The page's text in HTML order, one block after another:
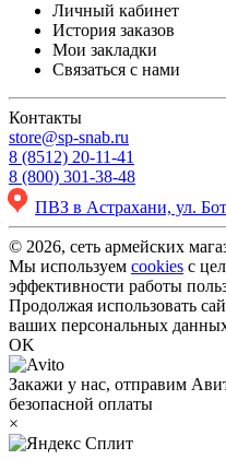
Личный кабинет
История заказов
Мои закладки
Связаться с нами
Контакты
store@sp-snab.ru
8 (8512) 20-11-41
8 (800) 301-38-48
ПВЗ в Астрахани, ул.
© 2026, сеть армейских
Мы используем cookies с
эффективности работы
Продолжая использовать
ваших персональных
OK
Закажи у нас, отправим
безопасной оплаты
×